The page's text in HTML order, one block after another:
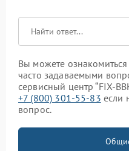
Вы можете
часто задаваемыми
сервисный центр “FIX-
+7 (800) 301-55-83 если
вопрос.